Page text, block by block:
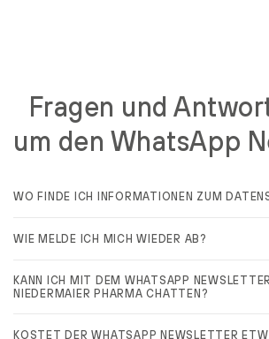
Fragen und
um den WhatsApp
WO FINDE ICH INFORMATIONEN ZUM
WIE MELDE ICH MICH WIEDER AB?
KANN ICH MIT DEM WHATSAPP
NIEDERMAIER PHARMA CHATTEN?
KOSTET DER WHATSAPP NEWSLETTER